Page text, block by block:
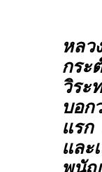
หล
กระ
วิระ
บอก
แรก
และ